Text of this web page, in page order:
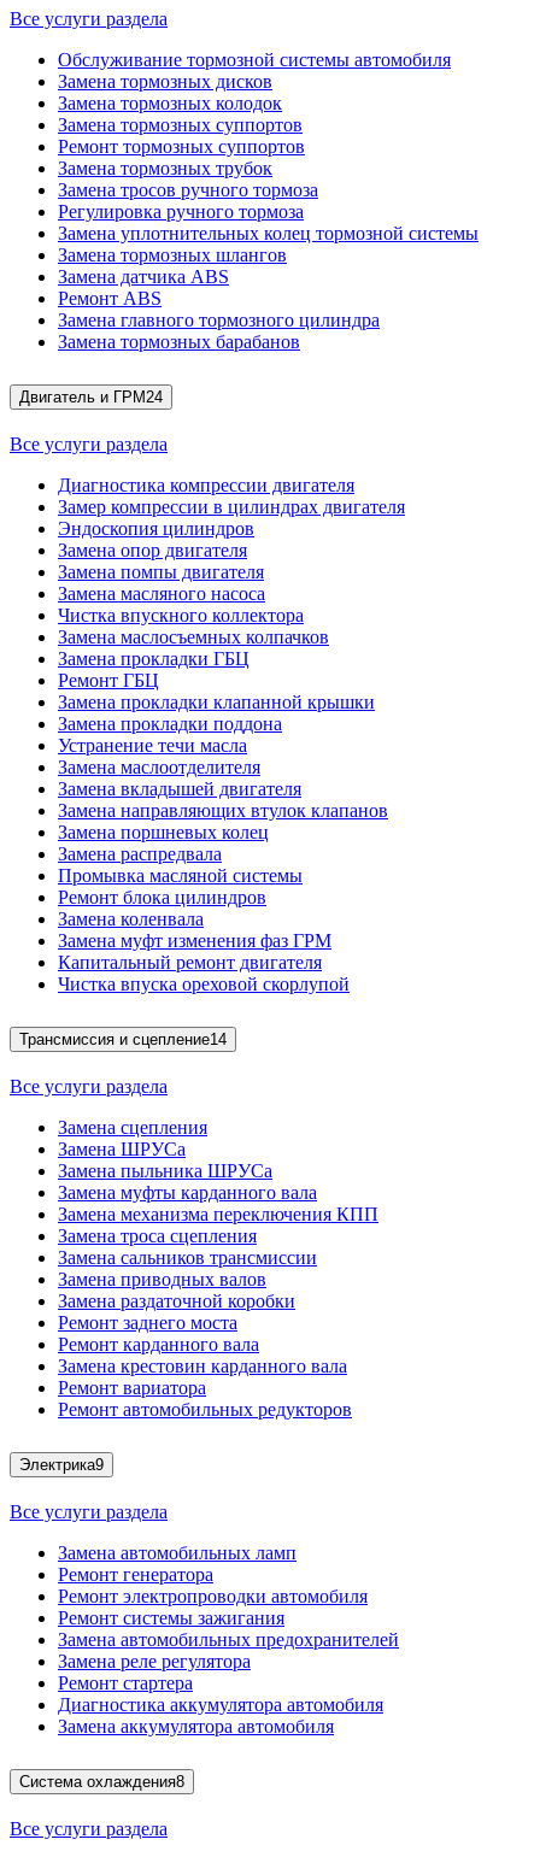
Все услуги раздела
Обслуживание тормозной системы автомобиля
Замена тормозных дисков
Замена тормозных колодок
Замена тормозных суппортов
Ремонт тормозных суппортов
Замена тормозных трубок
Замена тросов ручного тормоза
Регулировка ручного тормоза
Замена уплотнительных колец тормозной системы
Замена тормозных шлангов
Замена датчика ABS
Ремонт ABS
Замена главного тормозного цилиндра
Замена тормозных барабанов
Двигатель и ГРМ24
Все услуги раздела
Диагностика компрессии двигателя
Замер компрессии в цилиндрах двигателя
Эндоскопия цилиндров
Замена опор двигателя
Замена помпы двигателя
Замена масляного насоса
Чистка впускного коллектора
Замена маслосъемных колпачков
Замена прокладки ГБЦ
Ремонт ГБЦ
Замена прокладки клапанной крышки
Замена прокладки поддона
Устранение течи масла
Замена маслоотделителя
Замена вкладышей двигателя
Замена направляющих втулок клапанов
Замена поршневых колец
Замена распредвала
Промывка масляной системы
Ремонт блока цилиндров
Замена коленвала
Замена муфт изменения фаз ГРМ
Капитальный ремонт двигателя
Чистка впуска ореховой скорлупой
Трансмиссия и сцепление14
Все услуги раздела
Замена сцепления
Замена ШРУСа
Замена пыльника ШРУСа
Замена муфты карданного вала
Замена механизма переключения КПП
Замена троса сцепления
Замена сальников трансмиссии
Замена приводных валов
Замена раздаточной коробки
Ремонт заднего моста
Ремонт карданного вала
Замена крестовин карданного вала
Ремонт вариатора
Ремонт автомобильных редукторов
Электрика9
Все услуги раздела
Замена автомобильных ламп
Ремонт генератора
Ремонт электропроводки автомобиля
Ремонт системы зажигания
Замена автомобильных предохранителей
Замена реле регулятора
Ремонт стартера
Диагностика аккумулятора автомобиля
Замена аккумулятора автомобиля
Система охлаждения8
Все услуги раздела